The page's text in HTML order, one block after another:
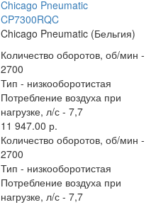
Chicago Pneumatic
CP7300RQC
Chicago Pneumatic (Бельгия)
Количество оборотов, об/мин -
2700
Тип - низкооборотистая
Потребление воздуха при
нагрузке, л/с - 7,7
11 947.00 р.
Количество оборотов, об/мин -
2700
Тип - низкооборотистая
Потребление воздуха при
нагрузке, л/с - 7,7